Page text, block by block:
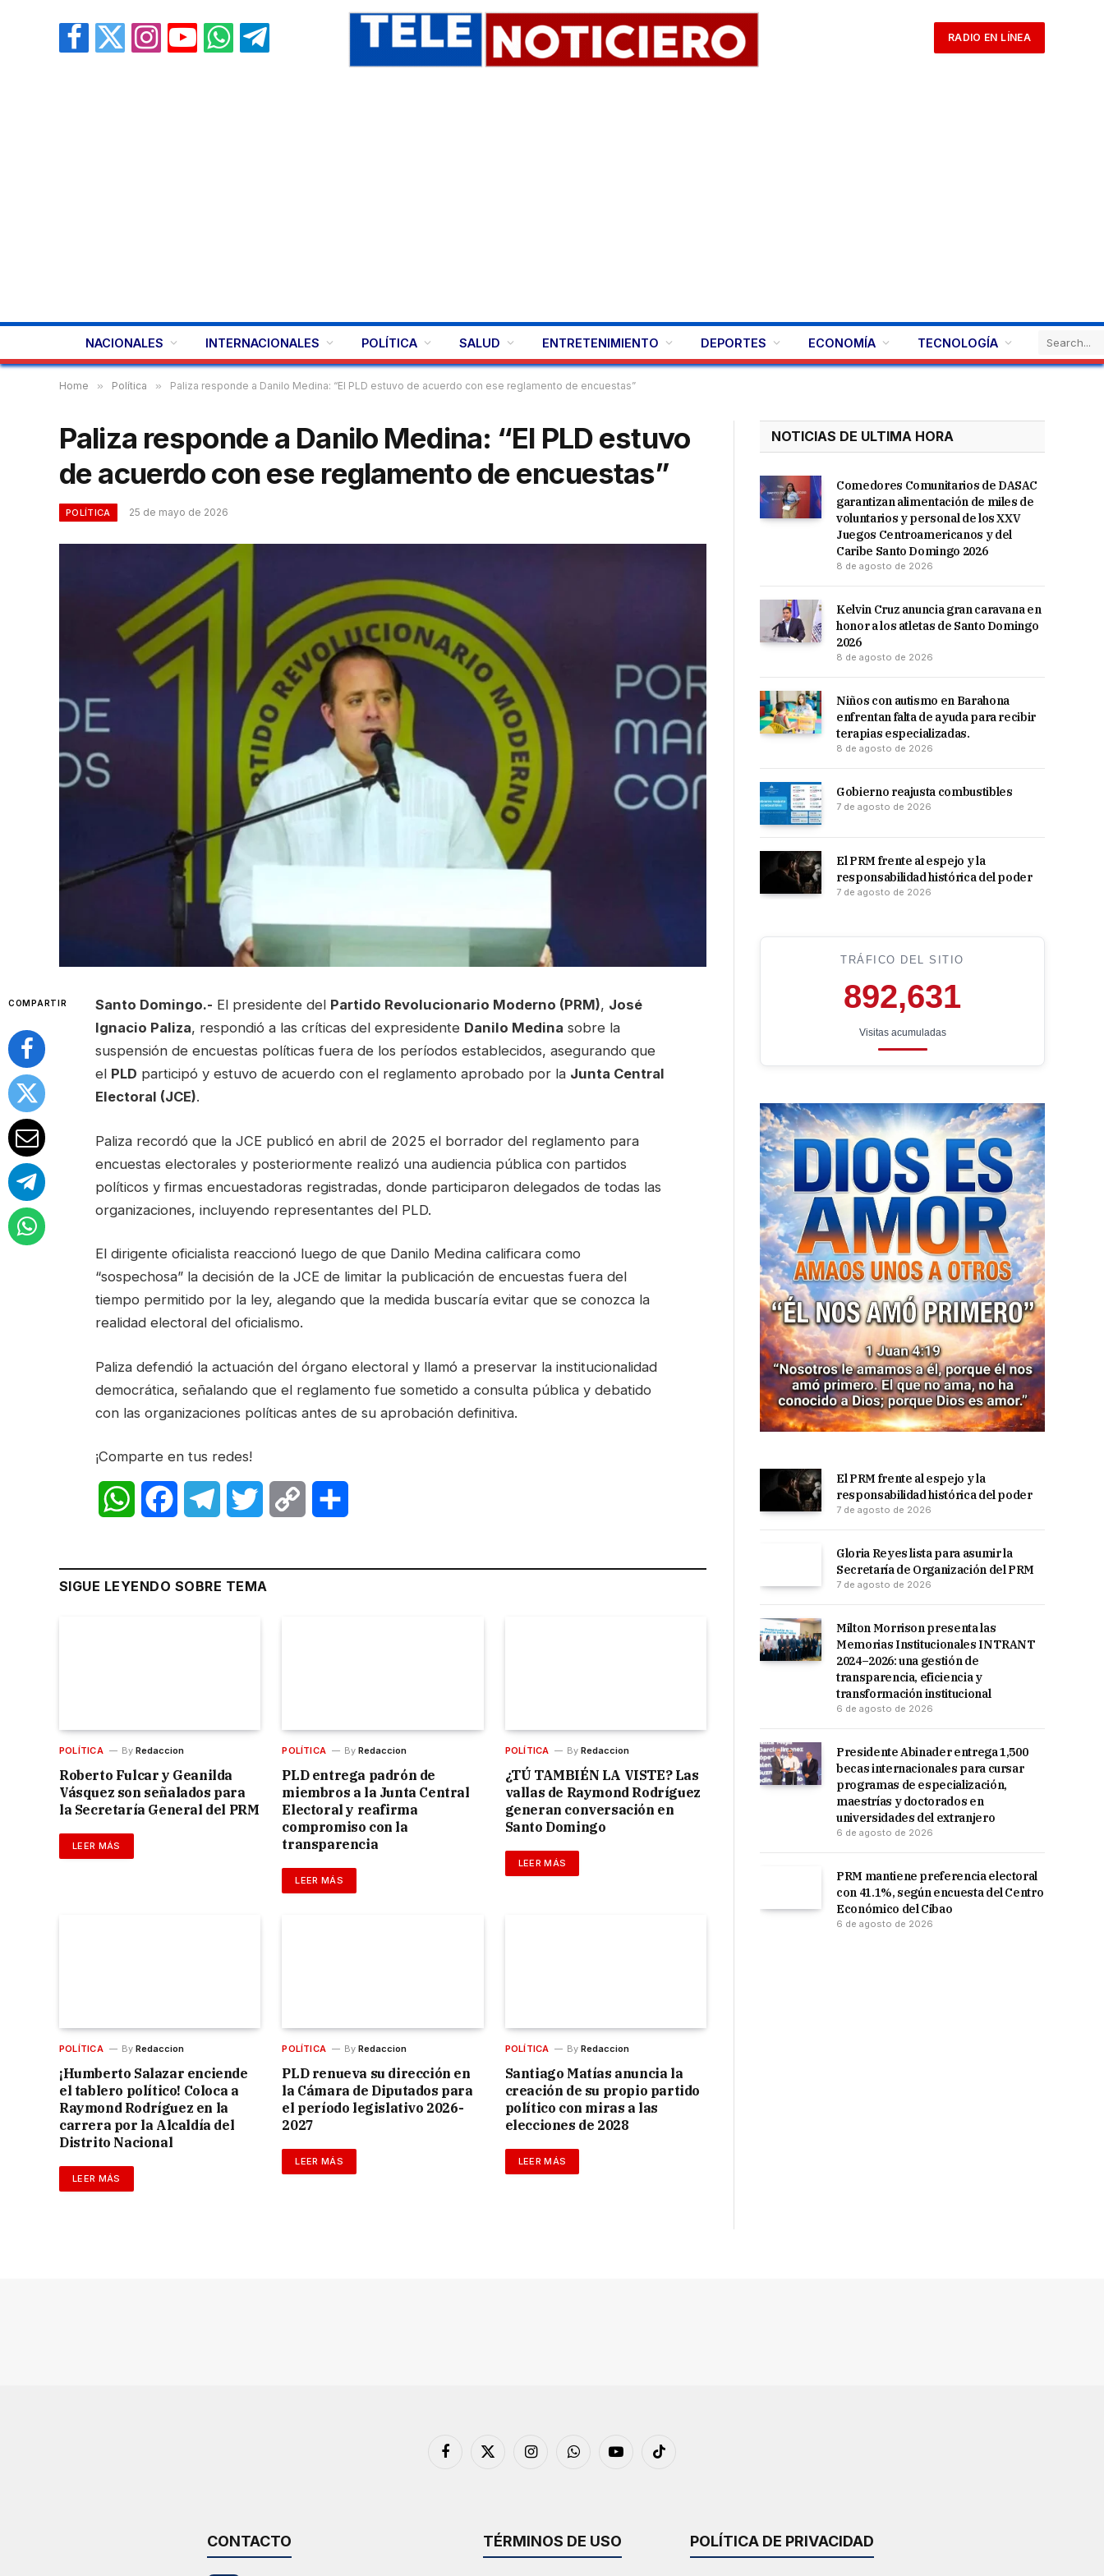
Facebook
X
InstagramYouTubeWhatsAppTelegram
RADIO EN LÍNEA
NACIONALES INTERNACIONALES POLÍTICA SALUD ENTRETENIMIENTO DEPORTES ECONOMÍA TECNOLOGÍA
Home » Política » Paliza responde a Danilo Medina: “El PLD estuvo de acuerdo con ese reglamento de encuestas”
Paliza responde a Danilo Medina: “El PLD estuvo
de acuerdo con ese reglamento de encuestas”
POLÍTICA 25 de mayo de 2026
COMPARTIR Santo Domingo.- El presidente del Partido Revolucionario Moderno (PRM), José
Ignacio Paliza, respondió a las críticas del expresidente Danilo Medina sobre la
suspensión de encuestas políticas fuera de los períodos establecidos, asegurando que
el PLD participó y estuvo de acuerdo con el reglamento aprobado por la Junta Central
Electoral (JCE).
Paliza recordó que la JCE publicó en abril de 2025 el borrador del reglamento para
encuestas electorales y posteriormente realizó una audiencia pública con partidos
políticos y firmas encuestadoras registradas, donde participaron delegados de todas las
organizaciones, incluyendo representantes del PLD.
El dirigente oficialista reaccionó luego de que Danilo Medina calificara como
“sospechosa” la decisión de la JCE de limitar la publicación de encuestas fuera del
tiempo permitido por la ley, alegando que la medida buscaría evitar que se conozca la
realidad electoral del oficialismo.
Paliza defendió la actuación del órgano electoral y llamó a preservar la institucionalidad
democrática, señalando que el reglamento fue sometido a consulta pública y debatido
con las organizaciones políticas antes de su aprobación definitiva.
¡Comparte en tus redes!
WhatsAppFacebookTelegramTwitter Copy
SIGUE LEYENDO SOBRE TEMA
POLÍTICA By Redaccion
Roberto Fulcar y Geanilda
Vásquez son señalados para
la Secretaría General del PRM
LEER MÁS
POLÍTICA By Redaccion
PLD entrega padrón de
miembros a la Junta Central
Electoral y reafirma
compromiso con la
transparencia
LEER MÁS
POLÍTICA By Redaccion
¿TÚ TAMBIÉN LA VISTE? Las
vallas de Raymond Rodríguez
generan conversación en
Santo Domingo
LEER MÁS
POLÍTICA By Redaccion
¡Humberto Salazar enciende
el tablero político! Coloca a
Raymond Rodríguez en la
carrera por la Alcaldía del
Distrito Nacional
LEER MÁS
POLÍTICA By Redaccion
PLD renueva su dirección en
la Cámara de Diputados para
el período legislativo 2026-
2027
LEER MÁS
POLÍTICA By Redaccion
Santiago Matías anuncia la
creación de su propio partido
político con miras a las
elecciones de 2028
LEER MÁS
NOTICIAS DE ULTIMA HORA
Comedores Comunitarios de DASAC
garantizan alimentación de miles de
voluntarios y personal de los XXV
Juegos Centroamericanos y del
Caribe Santo Domingo 2026
8 de agosto de 2026
Kelvin Cruz anuncia gran caravana en
honor a los atletas de Santo Domingo
2026
8 de agosto de 2026
Niños con autismo en Barahona
enfrentan falta de ayuda para recibir
terapias especializadas.
8 de agosto de 2026
Gobierno reajusta combustibles
7 de agosto de 2026
El PRM frente al espejo y la
responsabilidad histórica del poder
7 de agosto de 2026
TRÁFICO DEL SITIO
892,631
Visitas acumuladas
El PRM frente al espejo y la
responsabilidad histórica del poder
7 de agosto de 2026
Gloria Reyes lista para asumir la
Secretaría de Organización del PRM
7 de agosto de 2026
Milton Morrison presenta las
Memorias Institucionales INTRANT
2024–2026: una gestión de
transparencia, eficiencia y
transformación institucional
6 de agosto de 2026
Presidente Abinader entrega 1,500
becas internacionales para cursar
programas de especialización,
maestrías y doctorados en
universidades del extranjero
6 de agosto de 2026
PRM mantiene preferencia electoral
con 41.1%, según encuesta del Centro
Económico del Cibao
6 de agosto de 2026
Facebook
X
InstagramWhatsAppYouTubeTikTok
CONTACTO TÉRMINOS DE USO POLÍTICA DE PRIVACIDAD